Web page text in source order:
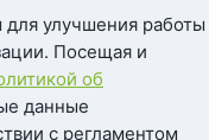
улучшения работы
Посещая и
об
данные
с регламентом